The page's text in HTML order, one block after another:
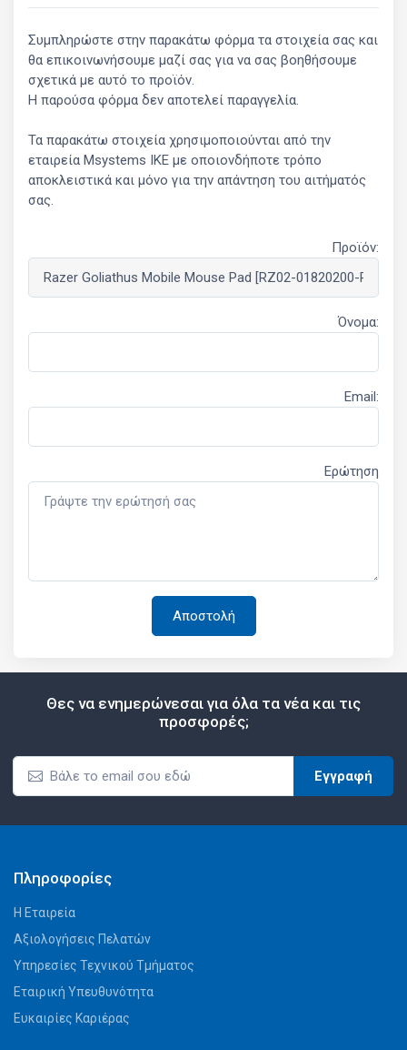
Συμπληρώστε στην παρακάτω φόρμα τα στοιχεία σας και
θα επικοινωνήσουμε μαζί σας για να σας βοηθήσουμε
σχετικά με αυτό το προϊόν.
Η παρούσα φόρμα δεν αποτελεί παραγγελία.
Τα παρακάτω στοιχεία χρησιμοποιούνται από την
εταιρεία Msystems ΙΚΕ με οποιονδήποτε τρόπο
αποκλειστικά και μόνο για την απάντηση του αιτήματός
σας.
Προϊόν:
Όνομα:
Email:
Ερώτηση
Θες να ενημερώνεσαι για όλα τα νέα και τις
προσφορές;
Εγγραφή
Πληροφορίες
Η Εταιρεία
Αξιολογήσεις Πελατών
Υπηρεσίες Τεχνικού Τμήματος
Εταιρική Υπευθυνότητα
Ευκαιρίες Καριέρας